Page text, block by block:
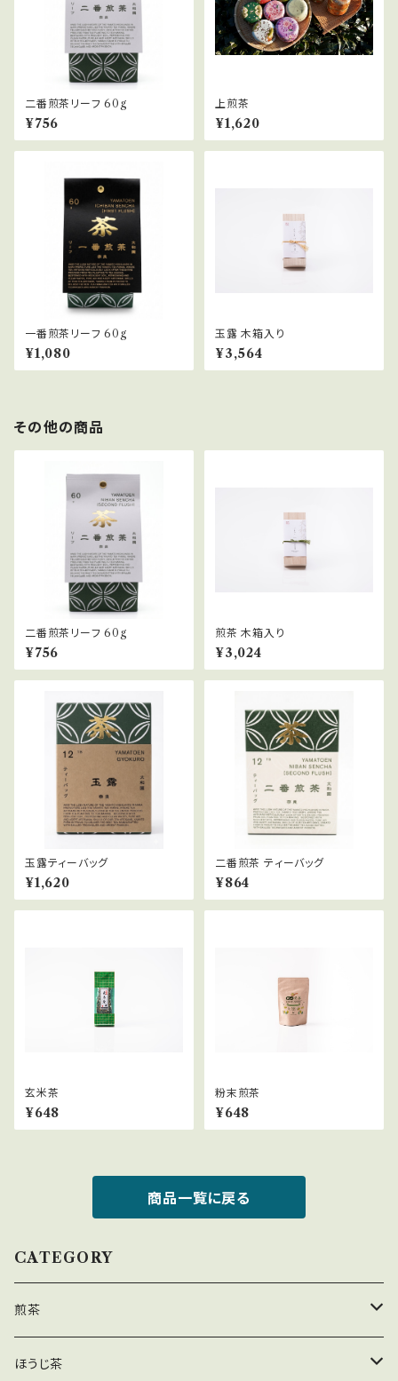
二番煎茶リーフ 60g
¥756
上煎茶
¥1,620
一番煎茶リーフ 60g
¥1,080
玉露 木箱入り
¥3,564
その他の商品
二番煎茶リーフ 60g
¥756
煎茶 木箱入り
¥3,024
玉露ティーバッグ
¥1,620
二番煎茶 ティーバッグ
¥864
玄米茶
¥648
粉末煎茶
¥648
商品一覧に戻る
CATEGORY
煎茶
茶葉
ほうじ茶